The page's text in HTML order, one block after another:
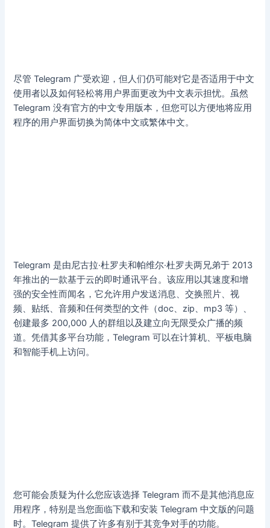
尽管 Telegram 广受欢迎，但人们仍可能对它是否适用于中文
使用者以及如何轻松将用户界面更改为中文表示担忧。虽然
Telegram 没有官方的中文专用版本，但您可以方便地将应用
程序的用户界面切换为简体中文或繁体中文。
Telegram 是由尼古拉·杜罗夫和帕维尔·杜罗夫两兄弟于 2013
年推出的一款基于云的即时通讯平台。该应用以其速度和增
强的安全性而闻名，它允许用户发送消息、交换照片、视
频、贴纸、音频和任何类型的文件（doc、zip、mp3 等）、
创建最多 200,000 人的群组以及建立向无限受众广播的频
道。凭借其多平台功能，Telegram 可以在计算机、平板电脑
和智能手机上访问。
您可能会质疑为什么您应该选择 Telegram 而不是其他消息应
用程序，特别是当您面临下载和安装 Telegram 中文版的问题
时。Telegram 提供了许多有别于其竞争对手的功能。